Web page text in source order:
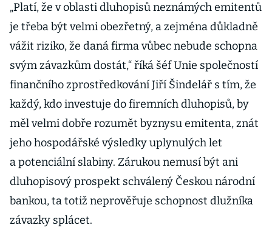
„Platí, že v oblasti dluhopisů neznámých emitentů
je třeba být velmi obezřetný, a zejména důkladně
vážit riziko, že daná firma vůbec nebude schopna
svým závazkům dostát,“ říká šéf Unie společností
finančního zprostředkování Jiří Šindelář s tím, že
každý, kdo investuje do firemních dluhopisů, by
měl velmi dobře rozumět byznysu emitenta, znát
jeho hospodářské výsledky uplynulých let
a potenciální slabiny. Zárukou nemusí být ani
dluhopisový prospekt schválený Českou národní
bankou, ta totiž neprověřuje schopnost dlužníka
závazky splácet.